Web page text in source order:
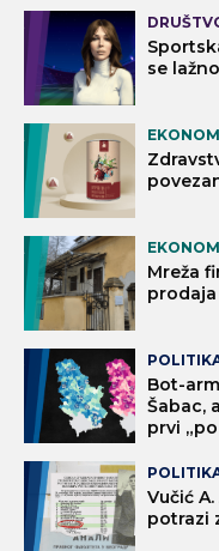
se
Mreža
Bot-
Šabac,
prvi
Vučić
potrazi